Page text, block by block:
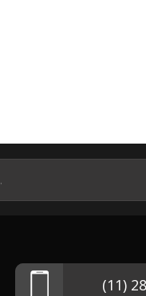
(11)